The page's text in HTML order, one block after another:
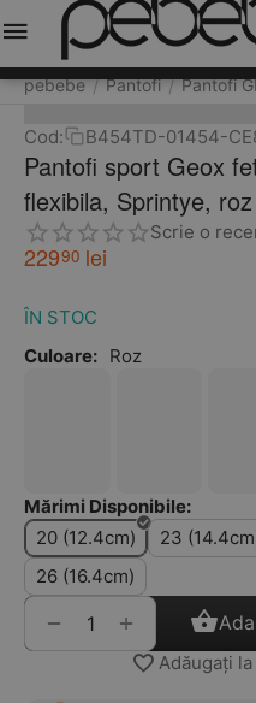
pebebe / Pantofi / Pantofi
Cod: B454TD-01454-
Pantofi sport Geox
flexibila, Sprintye, roz
Scrie o
22990 lei
ÎN STOC
Culoare: Roz
Mărimi Disponibile:
20 (12.4cm)
23
26 (16.4cm)
+
−
Adăugați
Meniu Caută